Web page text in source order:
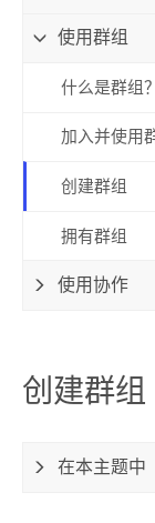
参考
使用群组
什么是群组？
加入并使用
创建群组
拥有群组
使用协作
创建群组
在本主题中